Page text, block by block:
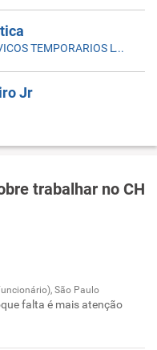
LUANDRE SERVICOS TEMPORARIOS LTDA. (C-I)
Jr
trabalhar no CH
São Paulo
falta é mais atenção